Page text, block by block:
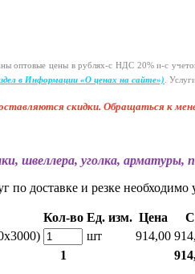
оптовые цены врублях-с НДС 20%и-с
в Информации «О ценах на сайте»).
скидки. Обращаться к
швеллера, уголка, арматуры,
по доставке и резке необходимо
Кол-во Ед. изм. Цена
шт 914,00
1